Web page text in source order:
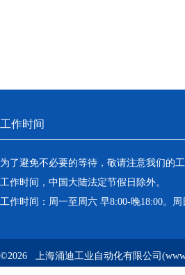
工作时间
为了避免不必要的等待，敬请注意我们的
工作时间，中国大陆法定节假日除外。
工作时间：周一至周六 早8:00-晚18:00。周
©2026 上海涌迪工业自动化有限公司